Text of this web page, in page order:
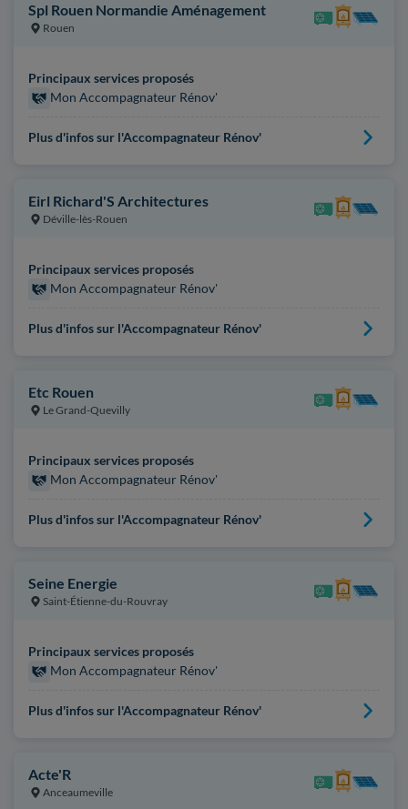
Spl Rouen Normandie Aménagement
Rouen
Principaux services proposés
Mon Accompagnateur Rénov'
Plus d'infos sur l'Accompagnateur Rénov'
Eirl Richard'S Architectures
Déville-lès-Rouen
Principaux services proposés
Mon Accompagnateur Rénov'
Plus d'infos sur l'Accompagnateur Rénov'
Etc Rouen
Le Grand-Quevilly
Principaux services proposés
Mon Accompagnateur Rénov'
Plus d'infos sur l'Accompagnateur Rénov'
Seine Energie
Saint-Étienne-du-Rouvray
Principaux services proposés
Mon Accompagnateur Rénov'
Plus d'infos sur l'Accompagnateur Rénov'
Acte'R
Anceaumeville